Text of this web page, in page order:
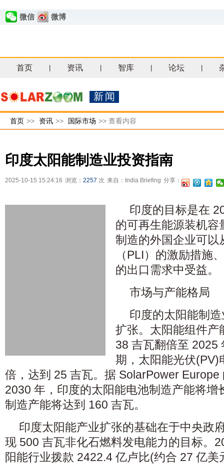
微信 微博
首页 资讯 智库 论坛
新闻
首页 >> 资讯 >> 国际市场 >> 查看内容
印度太阳能制造业投资指南
2025-10-15 15:24:16 浏览： 2257 次 来自：India Briefing 分享：
印度的目标是在
的可再生能源装机容
制造的外国企业可以
（PLI）的激励措施
的出口需求中受益。
市场与产能格局
印度的太阳能制
扩张。太阳能组件产
38 吉瓦翻倍至 2025
期，太阳能光伏(PV)
倍，达到 25 吉瓦。据 SolarPower Europe
2030 年，印度的太阳能电池制造产能将增
制造产能将达到 160 吉瓦。
印度太阳能产业扩张的基础在于中央政
现 500 吉瓦非化石燃料发电能力的目标。
阳能行业拨款 2422.4 亿卢比(约合 27 亿美